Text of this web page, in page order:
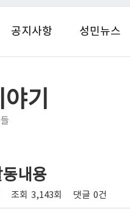
공지사항 성민뉴스
기
내용
조회 3,143회 댓글 0건